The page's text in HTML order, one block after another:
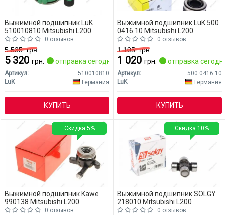
Выжимной подшипник LuK
510010810 Mitsubishi L200
0 отзывов
5 535грн.
5 320 грн. отправка сегодня
Артикул:
510010810
LuK
Германия
КУПИТЬ
Выжимной подшипник LuK 500
0416 10 Mitsubishi L200
0 отзывов
1 105грн.
1 020 грн. отправка
Артикул:
500 0416 10
LuK
Германия
КУПИТЬ
Выжимной подшипник Kawe
990138 Mitsubishi L200
0 отзывов
Скидка 5%
Выжимной подшипник SOLGY
218010 Mitsubishi L200
0 отзывов
Скидка 10%